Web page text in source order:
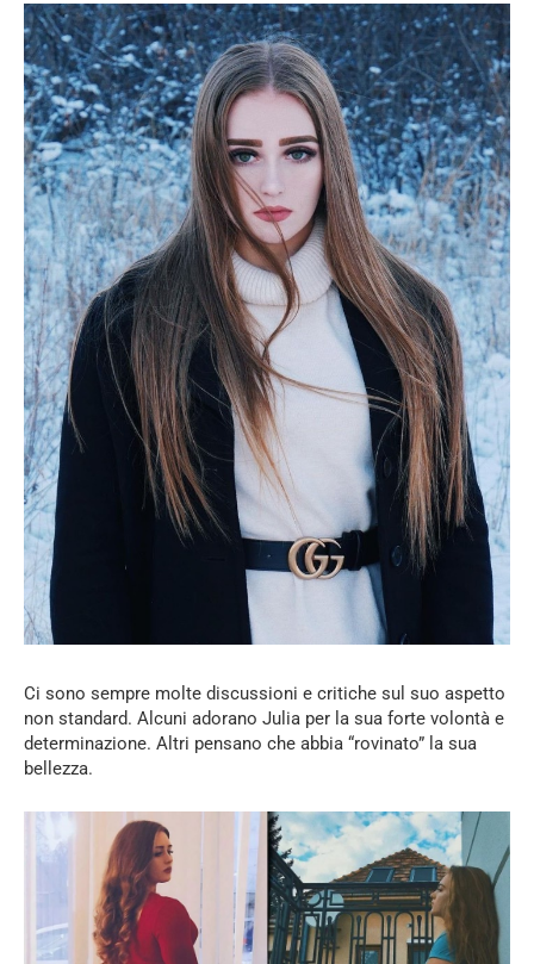
Ci sono sempre molte discussioni e critiche sul suo aspetto
non standard. Alcuni adorano Julia per la sua forte volontà e
determinazione. Altri pensano che abbia “rovinato” la sua
bellezza.